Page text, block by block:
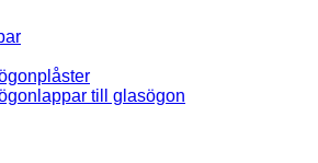
till glasögon